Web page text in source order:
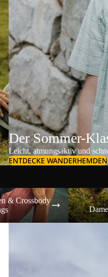
Der Sommer-
Leicht, atmungsaktiv und
ENTDECKE WANDERHEMDEN
Crossbody Bags
& Crossbody
Damen